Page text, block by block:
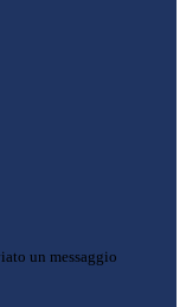
un messaggio